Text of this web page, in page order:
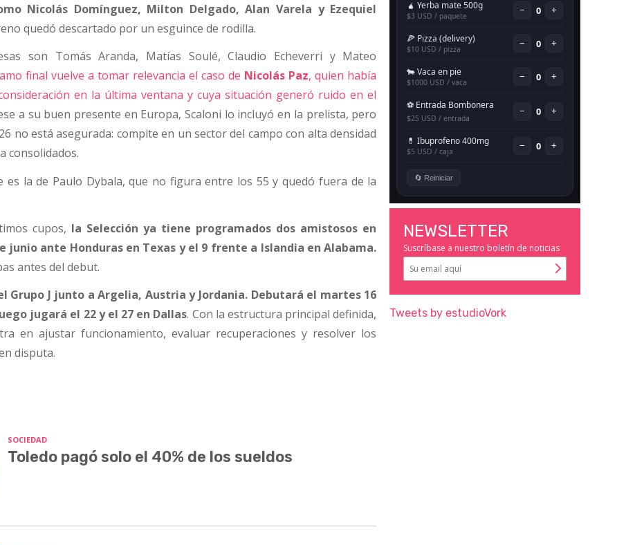
Nicolás Domínguez, Milton Delgado, Alan Varela y Ezequiel
quedó descartado por un esguince de rodilla.
son Tomás Aranda, Matías Soulé, Claudio Echeverri y Mateo
final vuelve a tomar relevancia el caso de Nicolás Paz, quien había
en la última ventana y cuya situación generó ruido en el
a su buen presente en Europa, Scaloni lo incluyó en la prelista, pero
no está asegurada: compite en un sector del campo con alta densidad
consolidados.
es la de Paulo Dybala, que no figura entre los 55 y quedó fuera de la
cupos, la Selección ya tiene programados dos amistosos en
junio ante Honduras en Texas y el 9 frente a Islandia en Alabama.
antes del debut.
J junto a Argelia, Austria y Jordania. Debutará el martes 16
jugará el 22 y el 27 en Dallas. Con la estructura principal definida,
en ajustar funcionamiento, evaluar recuperaciones y resolver los
disputa.
SOCIEDAD
Toledo pagó solo el 40% de los sueldos
NEWSLETTER
Suscríbase a nuestro boletín de noticias
Tweets by estudioVork